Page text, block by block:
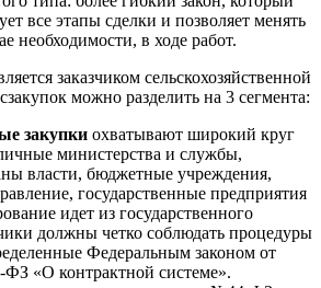
все этапы сделки и позволяет менять
необходимости, в ходе работ.
заказчиком сельскохозяйственной
можно разделить на 3 сегмента:
закупки охватывают широкий круг
министерства и службы,
власти, бюджетные учреждения,
государственные предприятия
идет из государственного
должны четко соблюдать процедуры
Федеральным законом от
«О контрактной системе».